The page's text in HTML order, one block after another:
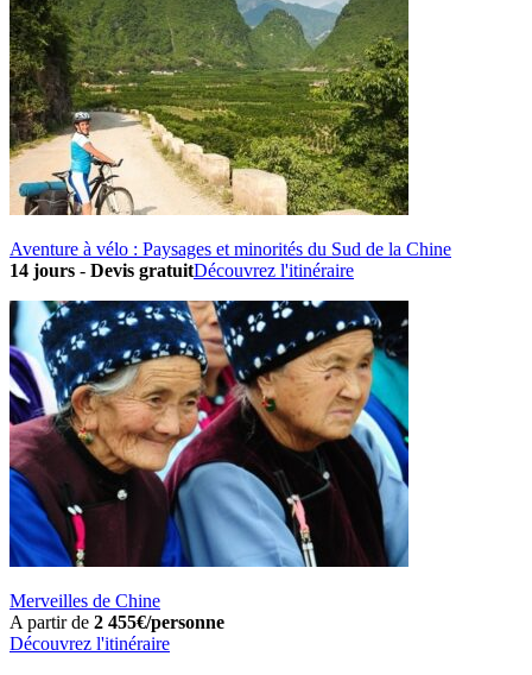
Aventure à vélo : Paysages et minorités du Sud de la Chine
14 jours - Devis gratuitDécouvrez l'itinéraire
Merveilles de Chine
A partir de 2 455€/personne
Découvrez l'itinéraire